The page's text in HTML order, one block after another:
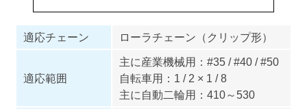
適応チェーン ローラチェーン（クリップ形）
適応範囲
主に産業機械用：#35 / #40 / #50
自転車用：1 / 2 × 1 / 8
主に自動二輪用：410～530